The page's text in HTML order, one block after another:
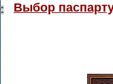
Выбор